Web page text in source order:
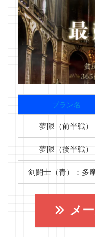
プラン名
夢限（前半戦）
夢限（後半戦）
剣闘士（青）：多
メ